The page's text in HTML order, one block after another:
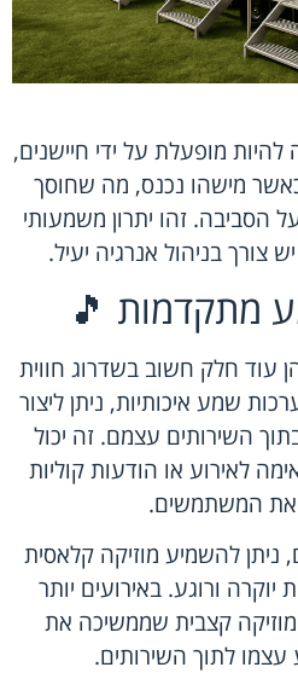
מופעלת על ידי חיישנים,
מישהו נכנס, מה שחוסך
הסביבה. זהו יתרון משמעותי
צורך בניהול אנרגיה יעיל.
מתקדמות 🎵
חלק חשוב בשדרוג חווית
שמע איכותיות, ניתן ליצור
השירותים עצמם. זה יכול
לאירוע או הודעות קוליות
את המשתמשים.
ניתן להשמיע מוזיקה קלאסית
ורוגע. באירועים יותר
קצבית שממשיכה את
עצמו לתוך השירותים.